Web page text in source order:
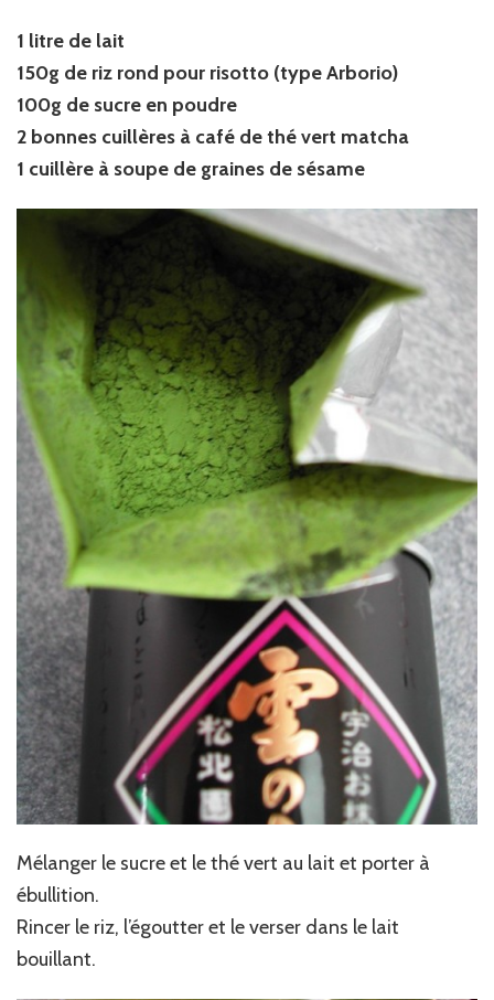
1 litre de lait
150g de riz rond pour risotto (type Arborio)
100g de sucre en poudre
2 bonnes cuillères à café de thé vert matcha
1 cuillère à soupe de graines de sésame
Mélanger le sucre et le thé vert au lait et porter à
ébullition.
Rincer le riz, l’égoutter et le verser dans le lait
bouillant.